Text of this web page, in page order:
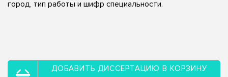
город, тип работы и шифр специальности.
ДОБАВИТЬ ДИССЕРТАЦИЮ В КОРЗИНУ